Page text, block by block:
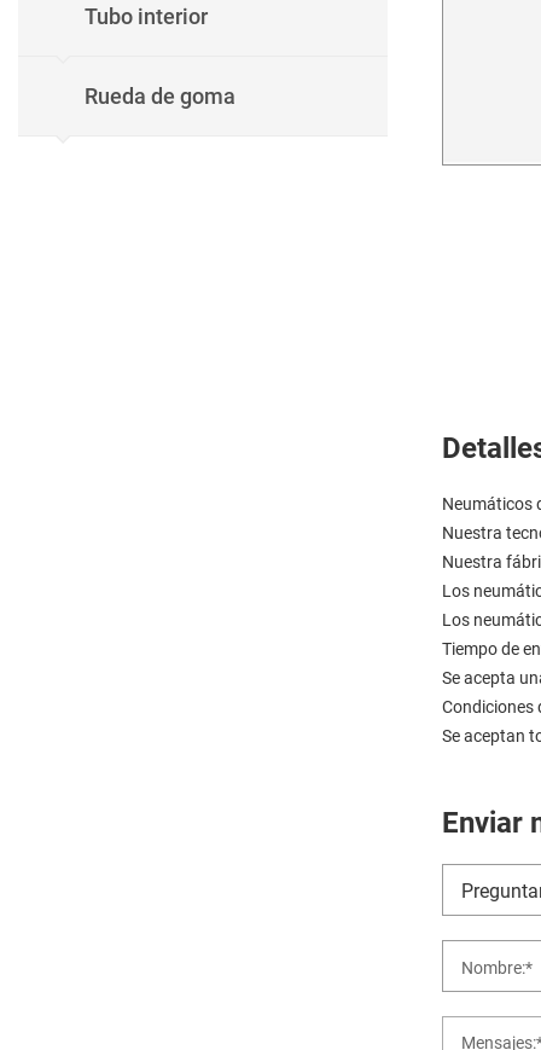
Tubo interior
Rueda de goma
Neumáticos
Nuestra
Nuestra
Los
Los
Tiempo de
Se acepta
Condiciones
Se aceptan
Enviar